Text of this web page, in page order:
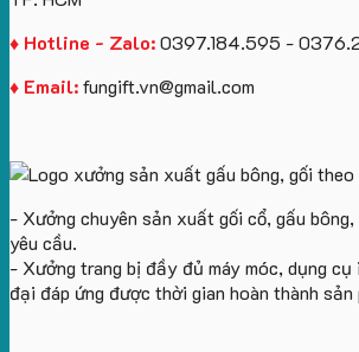
♦ Hotline - Zalo:0397.184.595 -
♦ Email:fungift.vn@gmail.com
- Xưởng chuyên sản xuất gối cổ, gấu
yêu cầu.
- Xưởng trang bị đầy đủ máy móc, dụng cụ
đại đáp ứng được thời gian hoàn thành sản